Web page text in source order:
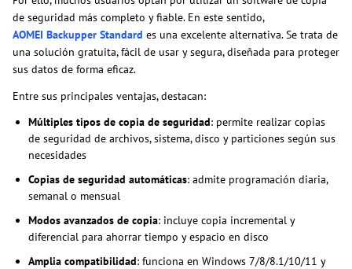
de seguridad más completo y fiable. En este sentido,
AOMEI Backupper Standard es una excelente alternativa. Se trata de
una solución gratuita, fácil de usar y segura, diseñada para proteger
sus datos de forma eficaz.
Entre sus principales ventajas, destacan:
Múltiples tipos de copia de seguridad: permite realizar copias
de seguridad de archivos, sistema, disco y particiones según sus
necesidades
Copias de seguridad automáticas: admite programación diaria,
semanal o mensual
Modos avanzados de copia: incluye copia incremental y
diferencial para ahorrar tiempo y espacio en disco
Amplia compatibilidad: funciona en Windows 7/8/8.1/10/11 y